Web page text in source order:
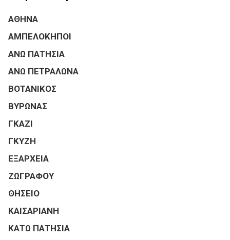
ΑΘΗΝΑ
ΑΜΠΕΛΟΚΗΠΟΙ
ΑΝΩ ΠΑΤΗΣΙΑ
ΑΝΩ ΠΕΤΡΑΛΩΝΑ
ΒΟΤΑΝΙΚΟΣ
ΒΥΡΩΝΑΣ
ΓΚΑΖΙ
ΓΚΥΖΗ
ΕΞΑΡΧΕΙΑ
ΖΩΓΡΑΦΟΥ
ΘΗΣΕΙΟ
ΚΑΙΣΑΡΙΑΝΗ
ΚΑΤΩ ΠΑΤΗΣΙΑ